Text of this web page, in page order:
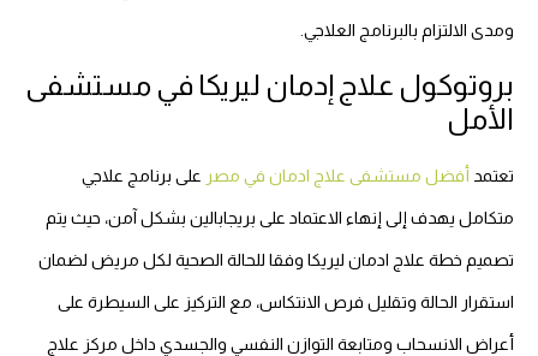
ومدى الالتزام بالبرنامج العلاجي.
بروتوكول علاج إدمان ليريكا في مستشفى
الأمل
تعتمد أفضل مستشفى علاج ادمان في مصر على برنامج علاجي
متكامل يهدف إلى إنهاء الاعتماد على بريجابالين بشكل آمن، حيث يتم
تصميم خطة علاج ادمان ليريكا وفقا للحالة الصحية لكل مريض لضمان
استقرار الحالة وتقليل فرص الانتكاس، مع التركيز على السيطرة على
أعراض الانسحاب ومتابعة التوازن النفسي والجسدي داخل مركز علاج